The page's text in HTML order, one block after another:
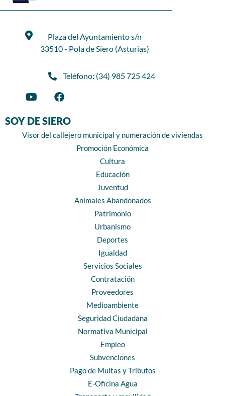
Plaza del Ayuntamiento s/n
33510 - Pola de Siero (Asturias)
Teléfono: (34) 985 725 424
SOY DE SIERO
Visor del callejero municipal y numeración de viviendas
Promoción Económica
Cultura
Educación
Juventud
Animales Abandonados
Patrimonio
Urbanismo
Deportes
Igualdad
Servicios Sociales
Contratación
Proveedores
Medioambiente
Seguridad Ciudadana
Normativa Municipal
Empleo
Subvenciones
Pago de Multas y Tributos
E-Oficina Agua